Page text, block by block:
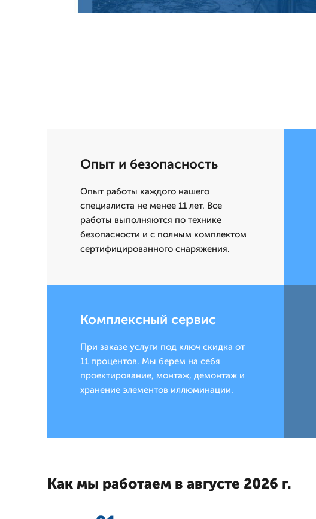
Опыт и безопасность
Опыт работы каждого нашего
специалиста не менее 11 лет. Все
работы выполняются по технике
безопасности и с полным комплектом
сертифицированного снаряжения.
Комплексный сервис
При заказе услуги под ключ скидка от
11 процентов. Мы берем на себя
проектирование, монтаж, демонтаж и
хранение элементов иллюминации.
Как мы работаем в августе 2026 г.